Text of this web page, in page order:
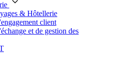
& Hôtellerie
client
et de gestion des